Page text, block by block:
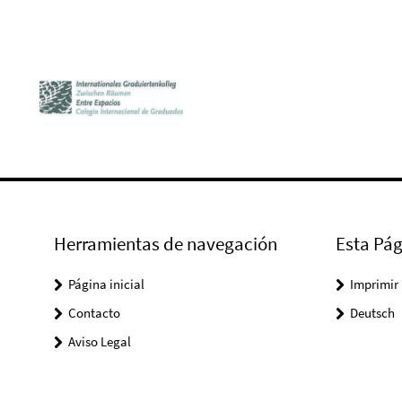
Herramientas de navegación
Página inicial
Contacto
Aviso Legal
Esta
Imprimir
Deutsch